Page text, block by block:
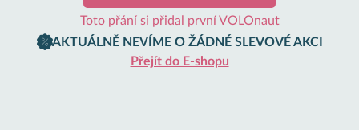
Toto přání si přidal první VOLOnaut
AKTUÁLNĚ NEVÍME O ŽÁDNÉ SLEVOVÉ AKCI
Přejít do E-shopu